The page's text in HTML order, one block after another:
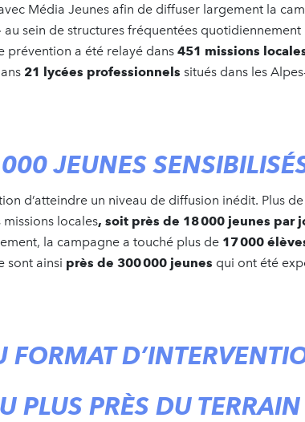
Média Jeunes afin de diffuser largement la
au sein de structures fréquentées quotidiennement
prévention a été relayé dans 451 missions
21 lycées professionnels situés dans les
JEUNES
d’atteindre un niveau de diffusion inédit. Plus de
missions locales, soit près de 18000 jeunes par
la campagne a touché plus de 17000 él
sont ainsi près de 300000 jeunes qui ont été
FORMAT
PLUS PRÈS DU TERRAIN